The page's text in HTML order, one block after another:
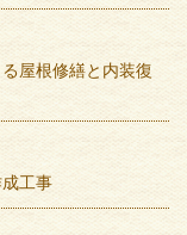
屋根修繕と内装復
工事